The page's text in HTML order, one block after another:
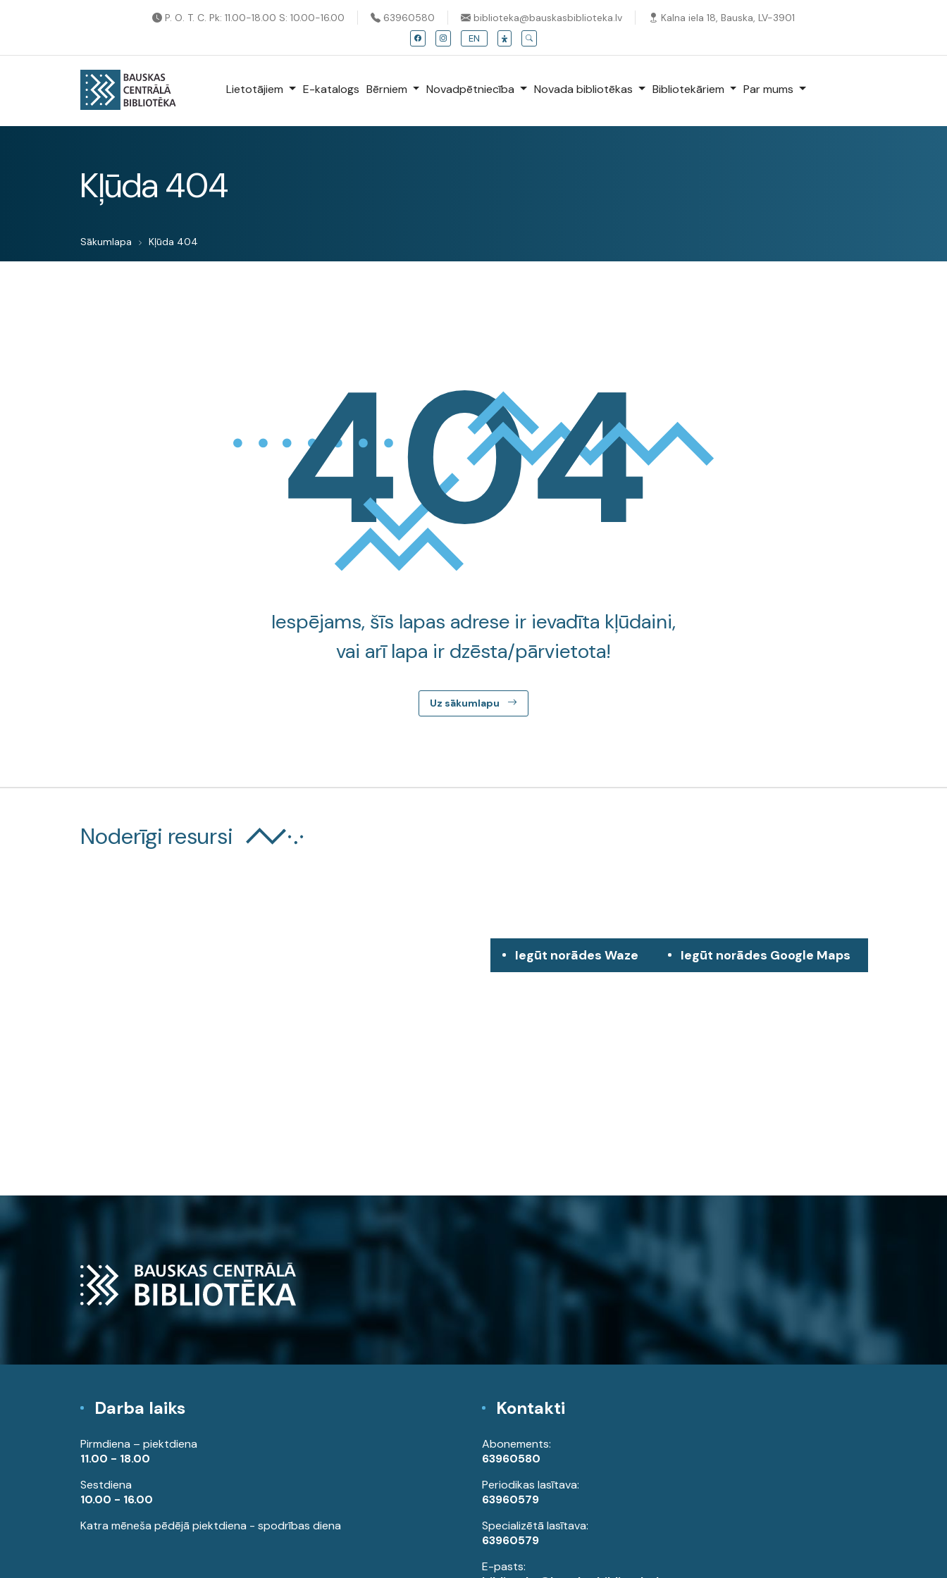
P. O. T. C. Pk: 11.00-18.00 S: 10.00-16.00 63960580 biblioteka@bauskasbiblioteka.lv Kalna iela 18, Bauska, LV-3901
EN
Lietotājiem E-katalogs Bērniem Novadpētniecība Novada bibliotēkas Bibliotekāriem Par mums
Kļūda 404
Sākumlapa Kļūda 404
Iespējams, šīs lapas adrese ir ievadīta kļūdaini,
vai arī lapa ir dzēsta/pārvietota!
Uz sākumlapu
Noderīgi resursi
Iegūt norādes Waze Iegūt norādes Google Maps
Darba laiks
Pirmdiena – piektdiena
11.00 - 18.00
Sestdiena
10.00 - 16.00
Katra mēneša pēdējā piektdiena - spodrības diena
Kontakti
Abonements:
63960580
Periodikas lasītava:
63960579
Specializētā lasītava:
63960579
E-pasts: